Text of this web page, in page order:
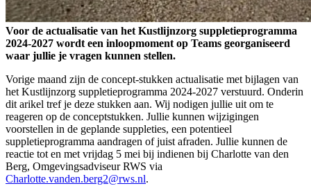
Voor de actualisatie van het Kustlijnzorg suppletieprogramma
2024-2027 wordt een inloopmoment op Teams georganiseerd
waar jullie je vragen kunnen stellen.
Vorige maand zijn de concept-stukken actualisatie met bijlagen van
het Kustlijnzorg suppletieprogramma 2024-2027 verstuurd. Onderin
dit arikel tref je deze stukken aan. Wij nodigen jullie uit om te
reageren op de conceptstukken. Jullie kunnen wijzigingen
voorstellen in de geplande suppleties, een potentieel
suppletieprogramma aandragen of juist afraden. Jullie kunnen de
reactie tot en met vrijdag 5 mei bij indienen bij Charlotte van den
Berg, Omgevingsadviseur RWS via
Charlotte.vanden.berg2@rws.nl.